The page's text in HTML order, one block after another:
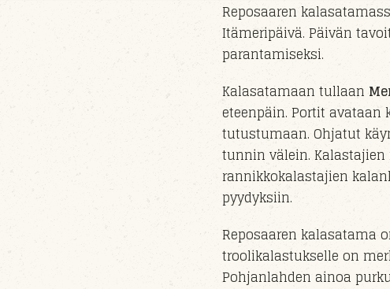
Reposaaren
Itämeripäivä. Päivän
parantamiseksi.
Kalasatamaan tullaan
eteenpäin. Portit
tutustumaan. Ohjatut
tunnin välein.
rannikkokalastajien
pyydyksiin.
Reposaaren kalasatama
troolikalastukselle on
Pohjanlahden ainoa